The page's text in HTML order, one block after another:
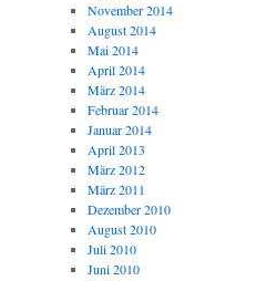
November 2014
August 2014
Mai 2014
April 2014
März 2014
Februar 2014
Januar 2014
April 2013
März 2012
März 2011
Dezember 2010
August 2010
Juli 2010
Juni 2010